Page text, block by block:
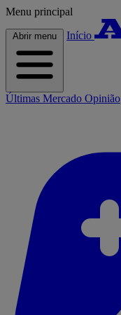
Menu principal
Abrir menu Início
Últimas Mercado Opinião